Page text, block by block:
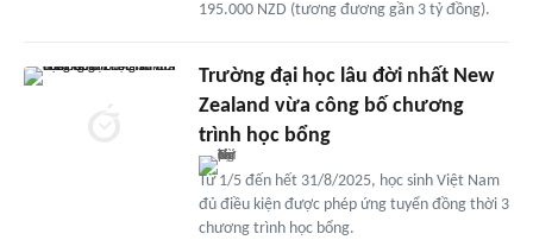
195.000 NZD (tương đương gần 3 tỷ đồng).
Trường đại học lâu đời nhất New
Zealand vừa công bố chương
trình học bổng
Từ 1/5 đến hết 31/8/2025, học sinh Việt Nam
đủ điều kiện được phép ứng tuyển đồng thời 3
chương trình học bổng.